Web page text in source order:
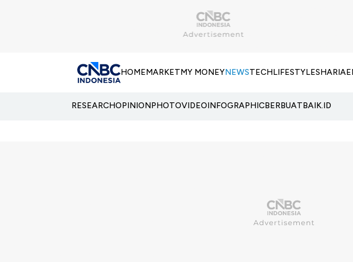
HOMEMARKETMY MONEYNEWSTECHLIFESTYLESHARIA
RESEARCHOPINIONPHOTOVIDEOINFOGRAPHICBERBUATBAIK.ID